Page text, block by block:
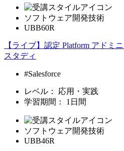
ソフトウェア開発技術
UBB60R
【ライブ】認定 Platform アドミ
スタディ
#Salesforce
レベル：
応用・実践
学習期間：
1日間
ソフトウェア開発技術
UBB46R